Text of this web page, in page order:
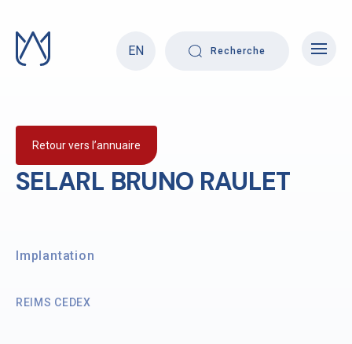
content
EN
Recherche
SELARL BRUNO RAULET
Retour vers l’annuaire
Implantation
REIMS CEDEX